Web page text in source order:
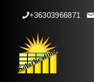
+36303966871